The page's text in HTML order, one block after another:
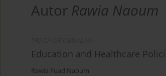
Autor Rawia Naoum
Education and Healthcare
Rawia Fuad Naoum